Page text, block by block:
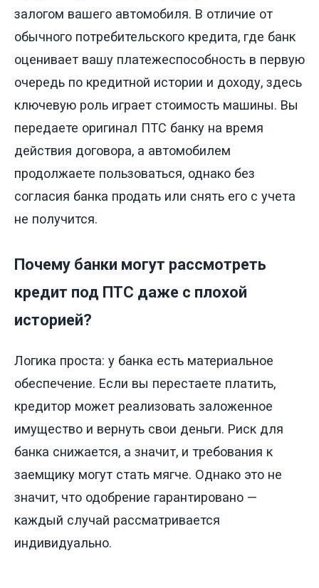
залогом вашего автомобиля. В отличие от
обычного потребительского кредита, где банк
оценивает вашу платежеспособность в первую
очередь по кредитной истории и доходу, здесь
ключевую роль играет стоимость машины. Вы
передаете оригинал ПТС банку на время
действия договора, а автомобилем
продолжаете пользоваться, однако без
согласия банка продать или снять его с учета
не получится.
Почему банки могут рассмотреть
кредит под ПТС даже с плохой
историей?
Логика проста: у банка есть материальное
обеспечение. Если вы перестаете платить,
кредитор может реализовать заложенное
имущество и вернуть свои деньги. Риск для
банка снижается, а значит, и требования к
заемщику могут стать мягче. Однако это не
значит, что одобрение гарантировано —
каждый случай рассматривается
индивидуально.